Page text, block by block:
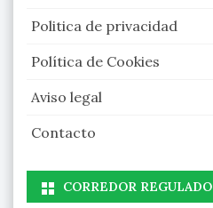
Politica de privacidad
Política de Cookies
Aviso legal
Contacto
CORREDOR REGULADO